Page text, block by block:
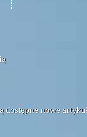
dostępne nowe